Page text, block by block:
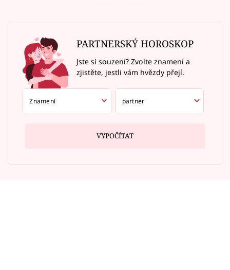
PARTNERSKÝ HOROSKOP
Jste si souzení? Zvolte znamení a
zjistěte, jestli vám hvězdy přejí.
VYPOČÍTAT